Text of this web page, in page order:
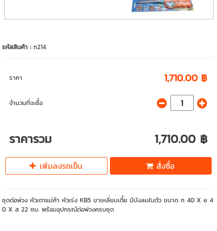
รหัสสินค้า :n214
ราคา 1,710.00 ฿
จำนวนที่จะซื้อ
ราคารวม 1,710.00 ฿
เพิ่มลงรถเข็น สั่งซื้อ
ชุดต่อพ่วง หัวเตาแม่ค้า หัวเร่ง KB5 ขาเหลี่ยมเตี้ย มีบังลมในตัว ขนาด ก 40 X ย 4
0 X ส 22 ซม. พร้อมอุปกรณ์ต่อพ่วงครบชุด